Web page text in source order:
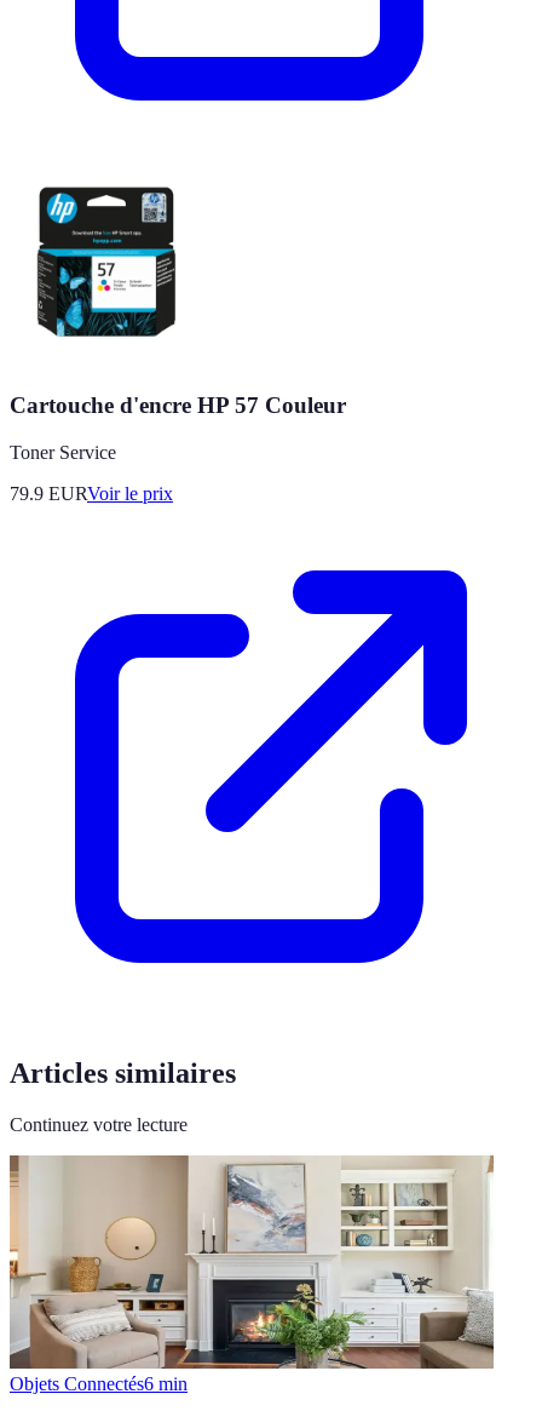
Cartouche d'encre HP 57 Couleur
Toner Service
79.9 EURVoir le prix
Articles similaires
Continuez votre lecture
Objets Connectés6 min